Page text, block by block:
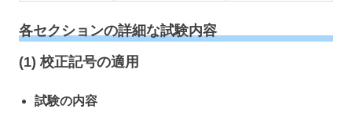
各セクションの詳細な試験内容
(1) 校正記号の適用
試験の内容